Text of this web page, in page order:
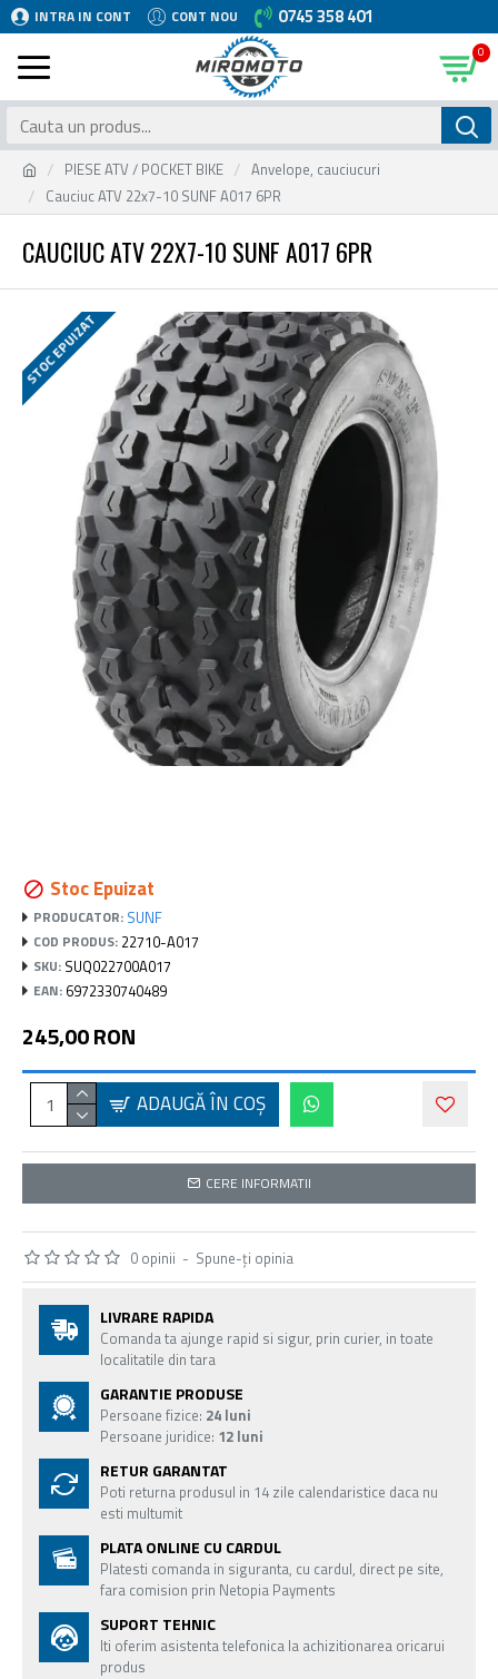
INTRA IN CONT CONT NOU 0745 358 401
0
PIESE ATV / POCKET BIKE
Anvelope, cauciucuri
Cauciuc ATV 22x7-10 SUNF A017 6PR
CAUCIUC ATV 22X7-10 SUNF A017 6PR
STOC EPUIZAT
Stoc Epuizat
PRODUCATOR: SUNF
COD PRODUS: 22710-A017
SKU: SUQ022700A017
EAN: 6972330740489
0 opinii - Spune-ţi opinia
245,00 RON
ADAUGĂ ÎN COŞ
CERE INFORMATII
LIVRARE RAPIDA
Comanda ta ajunge rapid si sigur, prin curier, in toate
localitatile din tara
GARANTIE PRODUSE
Persoane fizice: 24 luni
Persoane juridice: 12 luni
RETUR GARANTAT
Poti returna produsul in 14 zile calendaristice daca nu
esti multumit
PLATA ONLINE CU CARDUL
Platesti comanda in siguranta, cu cardul, direct pe site,
fara comision prin Netopia Payments
SUPORT TEHNIC
Iti oferim asistenta telefonica la achizitionarea oricarui
produs